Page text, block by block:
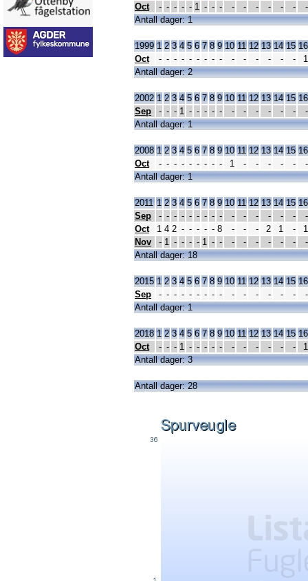
Oct
- - - - - 1 - - - - - - - - -
-
Antall dager: 1
1999 1 2 3 4 5 6 7 8 9 10 11 12 13 14 15 16
Oct
- - - - - - - - - - - - - - -
1
Antall dager: 2
2002 1 2 3 4 5 6 7 8 9 10 11 12 13 14 15 16
Sep
- - - 1 - - - - - - - - - - -
-
Antall dager: 1
2008 1 2 3 4 5 6 7 8 9 10 11 12 13 14 15 16
Oct
- - - - - - - - - 1 - - - - -
-
Antall dager: 1
2011 1 2 3 4 5 6 7 8 9 10 11 12 13 14 15 16
Sep
- - - - - - - - - - - - - - -
-
Oct
1 4 2 - - - - - 8 - - - 2 1 -
1
Nov
- 1 - - - - 1 - - - - - - - -
-
Antall dager: 18
2015 1 2 3 4 5 6 7 8 9 10 11 12 13 14 15 16
Sep
- - - - - - - - - - - - - - -
-
Antall dager: 1
2018 1 2 3 4 5 6 7 8 9 10 11 12 13 14 15 16
Oct
- - - 1 - - - - - - - - - - -
1
Antall dager: 3
Antall dager: 28